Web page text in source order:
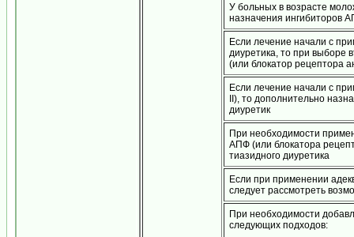
У больных в возрасте
назначения ингибиторов
Если лечение начали с
диуретика, то при выборе
(или блокатор рецептора
Если лечение начали с
II), то дополнительно
диуретик
При необходимости
АПФ (или блокатора
тиазидного диуретика
Если при применении
следует рассмотреть
При необходимости
следующих подходов: